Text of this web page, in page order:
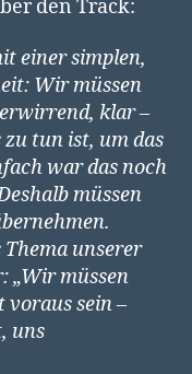
den Track:
einer simplen,
Wir müssen
klar –
tun ist, um das
war das noch
müssen
unserer
„Wir müssen
voraus sein –
uns